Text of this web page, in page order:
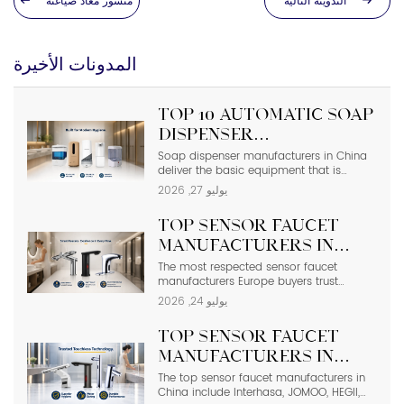
المدونات الأخيرة
Top 10 Automatic Soap
Dispenser
Manufacturers in
China
Soap dispenser manufacturers in China
deliver the basic equipment that is
needed in modern commercial
bathrooms where hygiene stands first
even a failure of one sensor causes the
soap to run out and makes the floor
suppliers depending on photos in
catalogs […]
يوليو 27, 2026
Top Sensor Faucet
Manufacturers in
Europe | 2026 Buyer’s
Guide
The most respected sensor faucet
manufacturers Europe buyers trust
include Hansgrohe, Grohe, Roca, Geberit,
Oras, and Delabie, while high-spec
emerged as competitive alternatives for
commercial projects. In such facilities,
ghost flushing, wastage of water, and
increased maintenance costs. Long-term
يوليو 24, 2026
Top Sensor Faucet
Manufacturers in
China (2026 Update)
The top sensor faucet manufacturers in
China include Interhasa, JOMOO, HEGII,